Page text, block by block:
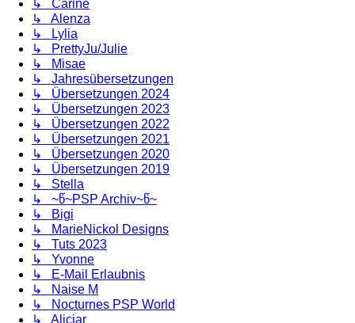
↳ Carine
↳ Alenza
↳ Lylia
↳ PrettyJu/Julie
↳ Misae
↳ Jahresübersetzungen
↳ Übersetzungen 2024
↳ Übersetzungen 2023
↳ Übersetzungen 2022
↳ Übersetzungen 2021
↳ Übersetzungen 2020
↳ Übersetzungen 2019
↳ Stella
↳ ~წ~PSP Archiv~წ~
↳ Bigi
↳ MarieNickol Designs
↳ Tuts 2023
↳ Yvonne
↳ E-Mail Erlaubnis
↳ Naise M
↳ Nocturnes PSP World
↳ Aliciar